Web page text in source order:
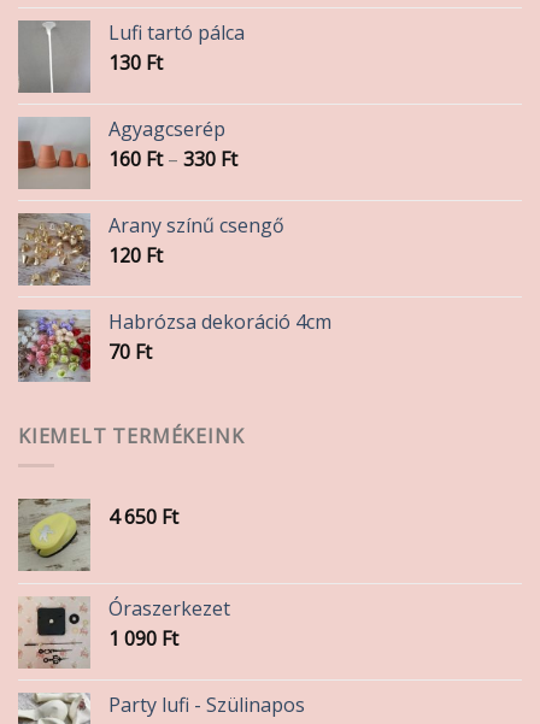
Lufi tartó pálca
130 Ft
Agyagcserép
160 Ft – 330 FtÁrtartomány:
-
330 Ft
Arany színű csengő
120 Ft
Habrózsa dekoráció 4cm
70 Ft
KIEMELT TERMÉKEINK
4 650 Ft
Óraszerkezet
1 090 Ft
Party lufi - Szülinapos